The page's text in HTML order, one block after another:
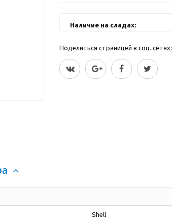
Наличие на сладах:
Поделиться страницей в соц. сетях:
Shell